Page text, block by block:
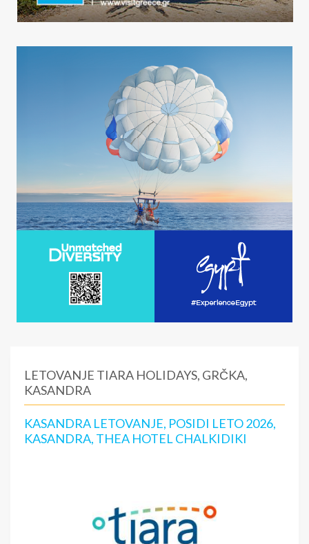
LETOVANJE TIARA HOLIDAYS, GRČKA,
KASANDRA
KASANDRA LETOVANJE, POSIDI LETO 2026,
KASANDRA, THEA HOTEL CHALKIDIKI